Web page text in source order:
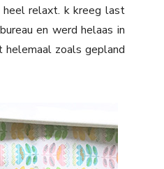
relaxt. k kreeg last
en werd helaas in
zoals gepland